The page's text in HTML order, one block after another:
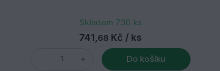
Skladem 730 ks
741,68 Kč / ks
Do košíku